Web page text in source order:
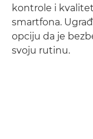
kontrole i
smartfona.
opciju da je
svoju rutinu.